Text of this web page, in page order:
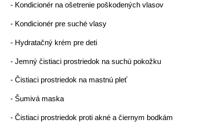
- Kondicionér na ošetrenie poškodených vlasov
- Kondicionér pre suché vlasy
- Hydratačný krém pre deti
- Jemný čistiaci prostriedok na suchú pokožku
-Čistiaci prostriedok na mastnú pleť
- Šumivá maska
-Čistiaci prostriedok proti akné a čiernym bodkám